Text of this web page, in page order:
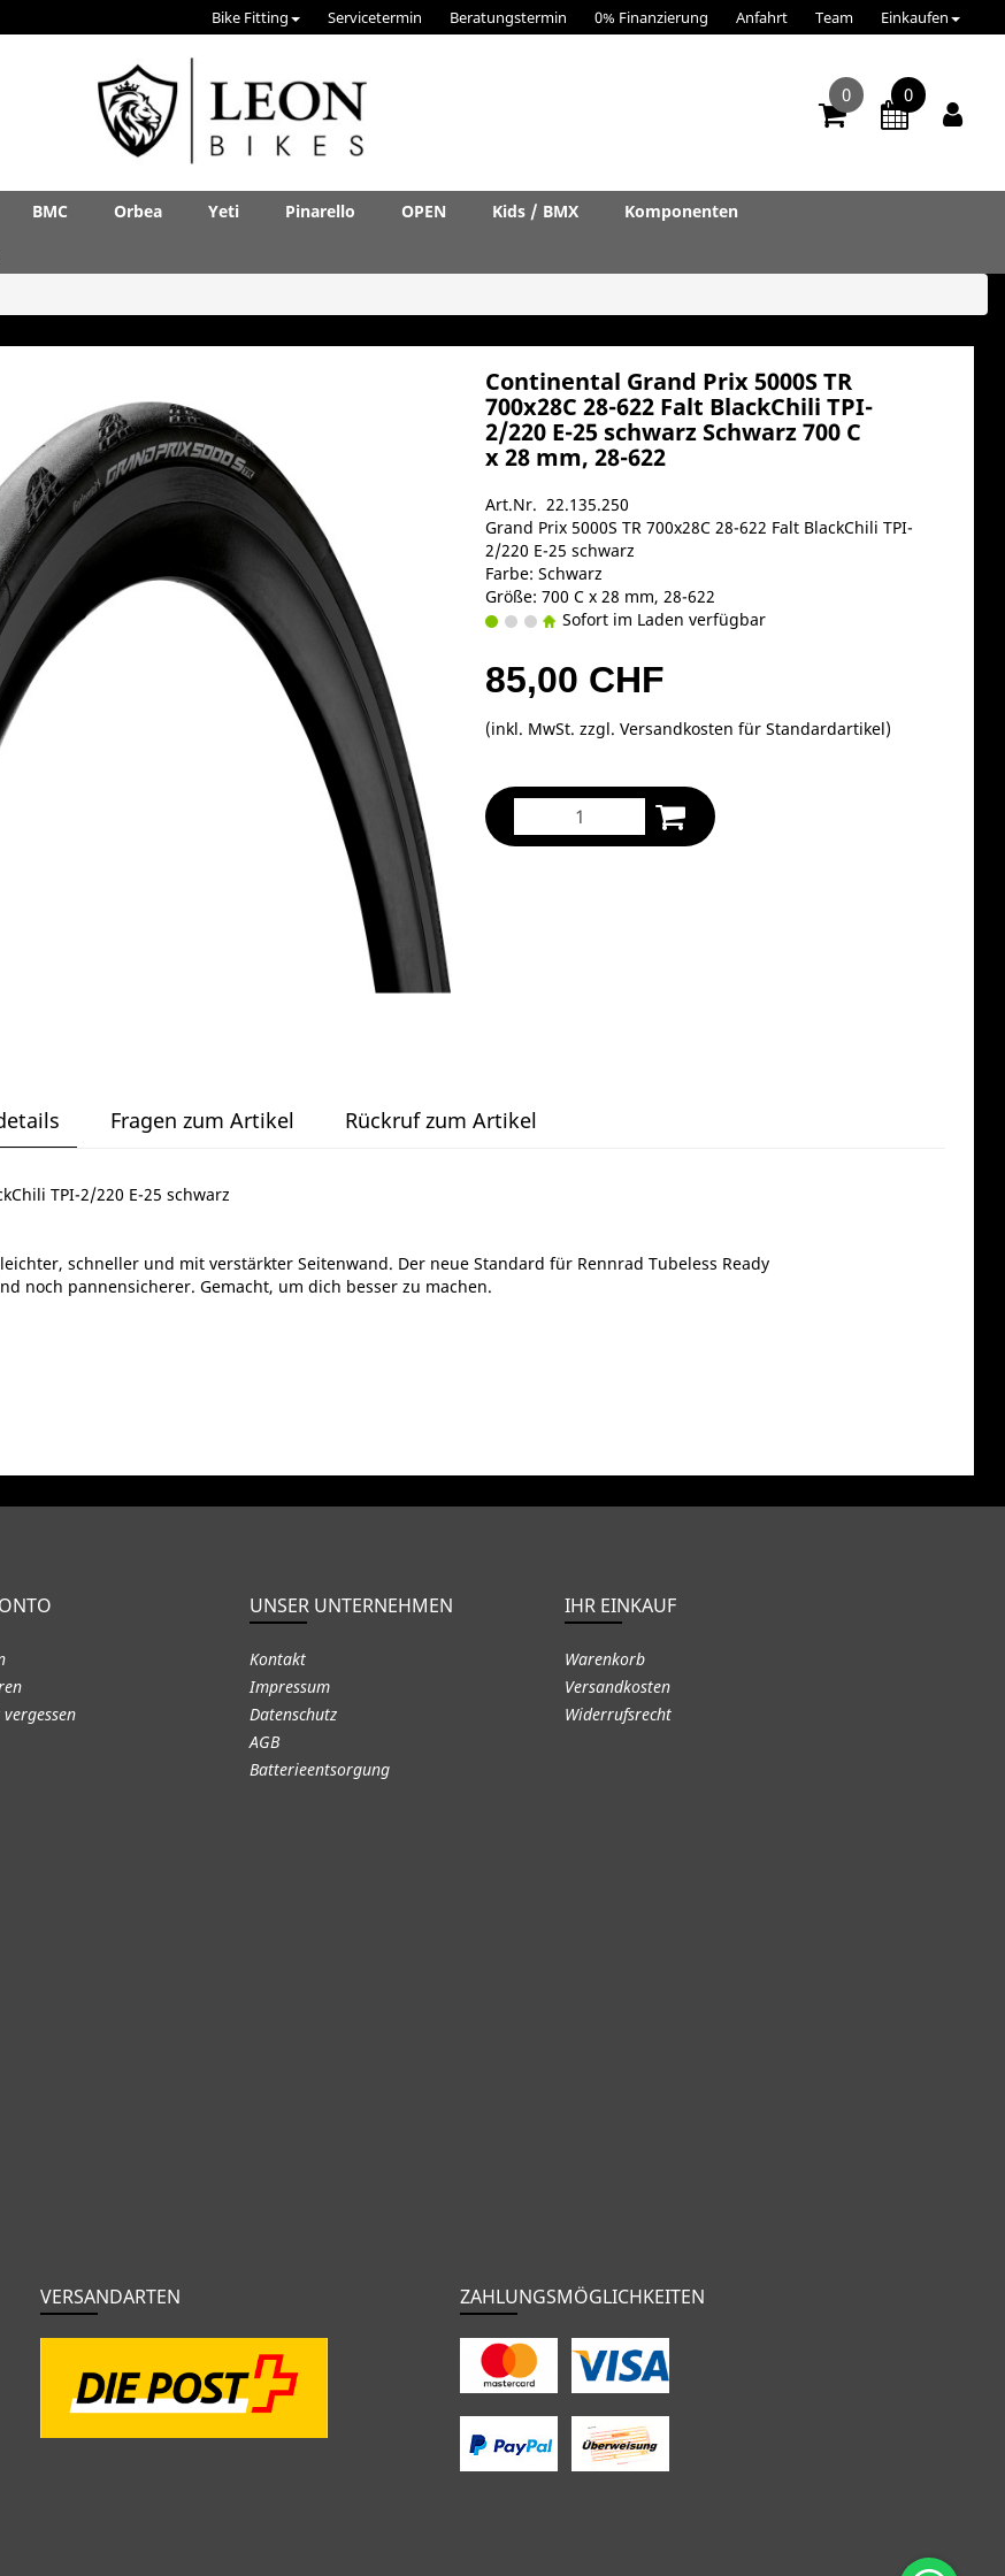
Bike Fitting Servicetermin Beratungstermin 0% Finanzierung Anfahrt Team Einkaufen
0 0
BMC Orbea Yeti Pinarello OPEN Kids / BMX
Komponenten
Continental Grand Prix 5000S TR
700x28C 28-622 Falt BlackChili TPI-
2/220 E-25 schwarz Schwarz 700 C
x 28 mm, 28-622
Art.Nr. 22.135.250
Grand Prix 5000S TR 700x28C 28-622 Falt BlackChili TPI-
2/220 E-25 schwarz
Farbe: Schwarz
Größe: 700 C x 28 mm, 28-622
Sofort im Laden verfügbar
85,00 CHF
(inkl. MwSt. zzgl.Versandkosten für Standardartikel)
Fragen zum Artikel Rückruf zum Artikel
TPI-2/220 E-25 schwarz
schneller und mit verstärkter Seitenwand. Der neue Standard für Rennrad Tubeless Ready
noch pannensicherer. Gemacht, um dich besser zu machen.
UNSER UNTERNEHMEN
Kontakt
Impressum
Datenschutz
AGB
Batterieentsorgung
IHR EINKAUF
Warenkorb
Versandkosten
Widerrufsrecht
VERSANDARTEN ZAHLUNGSMÖGLICHKEITEN